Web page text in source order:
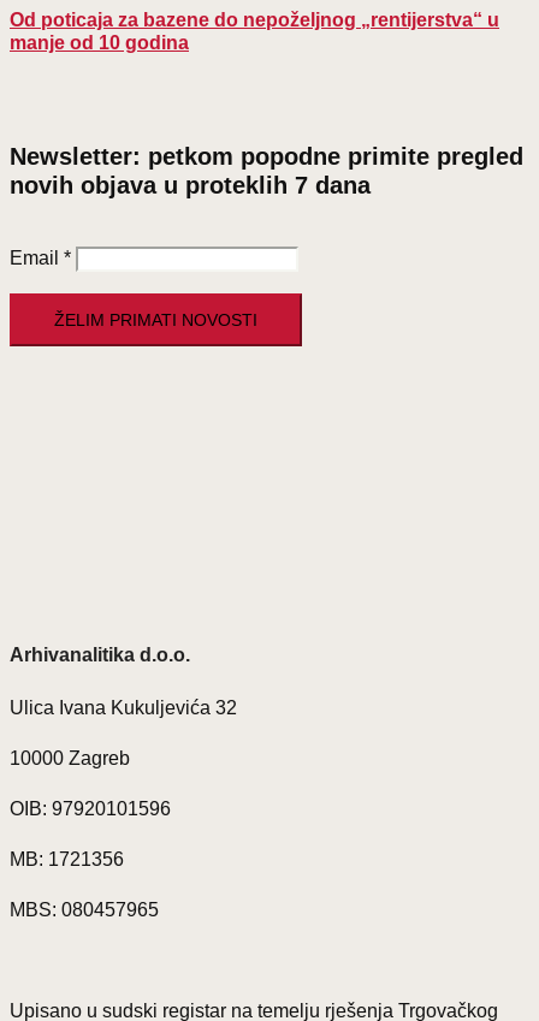
Od poticaja za bazene do nepoželjnog „rentijerstva“ u
manje od 10 godina
Newsletter: petkom popodne primite pregled
novih objava u proteklih 7 dana
Email *
Arhivanalitika d.o.o.
Ulica Ivana Kukuljevića 32
10000 Zagreb
OIB: 97920101596
MB: 1721356
MBS: 080457965
Upisano u sudski registar na temelju rješenja Trgovačkog